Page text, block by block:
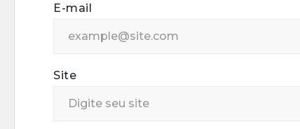
E-mail
Site